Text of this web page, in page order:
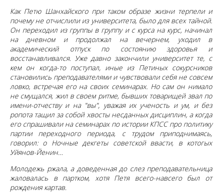
Как Петю Шанхайского при таком образе жизни терпели и
почему не отчислили из университета, было для всех тайной.
Он переходил из группы в группу и с курса на курс, начинал
на дневном и продолжал на вечернем, уходил в
академический отпуск по состоянию здоровья и
восстанавливался. Уже давно закончили университет те, с
кем он когда-то поступал, иные из Петиных сокурсников
становились преподавателями и чувствовали себя не совсем
ловко, встречая его на своих семинарах. Но сам он нимало
не смущался, жил в своем ритме, бывших товарищей звал по
имени-отчеству и на "вы", уважая их ученость и ум, и без
ропота тащил за собой хвосты несданных дисциплин, а когда
его спрашивали на семинарах по истории КПСС про политику
партии переходного периода, с трудом приподнимаясь,
говорил: o Ночные декгеты советской ввасти, в котогых
Уйянов-Йенин…
Молодежь ржала, а доведенная до слез преподавательница
жаловалась в партком, хотя Петя всего-навсего был от
рождения картав.